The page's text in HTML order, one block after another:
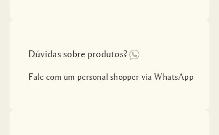
Dúvidas sobre produtos?
Fale com um personal shopper via WhatsApp